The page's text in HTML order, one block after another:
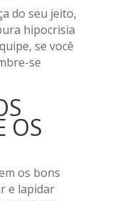
do seu jeito,
hipocrisia
se você
se
OS
os bons
e lapidar